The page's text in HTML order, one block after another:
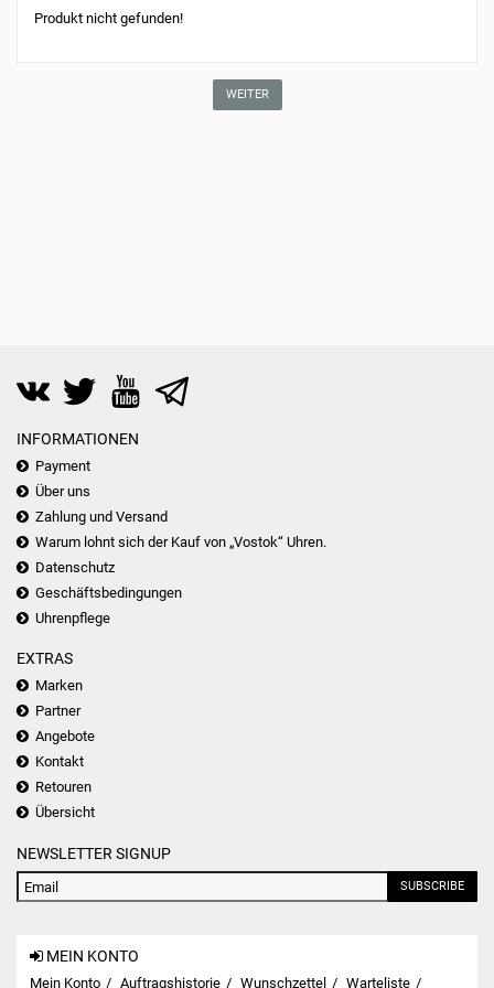
Produkt nicht gefunden!
WEITER
INFORMATIONEN
Payment
Über uns
Zahlung und Versand
Warum lohnt sich der Kauf von „Vostok“ Uhren.
Datenschutz
Geschäftsbedingungen
Uhrenpflege
EXTRAS
Marken
Partner
Angebote
Kontakt
Retouren
Übersicht
NEWSLETTER SIGNUP
SUBSCRIBE
MEIN KONTO
Mein Konto Auftragshistorie Wunschzettel Warteliste